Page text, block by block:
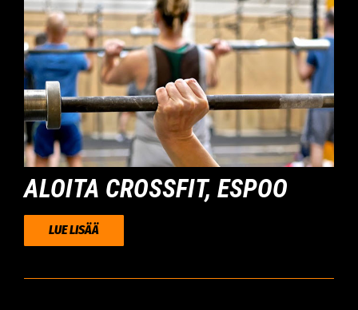
ALOITA CROSSFIT, ESPOO
LUE LISÄÄ